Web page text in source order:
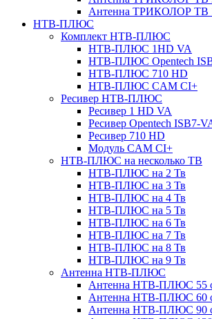
Антенна ТРИКОЛОР ТВ
НТВ-ПЛЮС
Комплект НТВ-ПЛЮС
НТВ-ПЛЮС 1HD VA
НТВ-ПЛЮС Opentech
НТВ-ПЛЮС 710 HD
НТВ-ПЛЮС CAM CI+
Ресивер НТВ-ПЛЮС
Ресивер 1 HD VA
Ресивер Opentech ISB7-
Ресивер 710 HD
Модуль CAM CI+
НТВ-ПЛЮС на несколько ТВ
НТВ-ПЛЮС на 2 Тв
НТВ-ПЛЮС на 3 Тв
НТВ-ПЛЮС на 4 Тв
НТВ-ПЛЮС на 5 Тв
НТВ-ПЛЮС на 6 Тв
НТВ-ПЛЮС на 7 Тв
НТВ-ПЛЮС на 8 Тв
НТВ-ПЛЮС на 9 Тв
Антенна НТВ-ПЛЮС
Антенна НТВ-ПЛЮС 55
Антенна НТВ-ПЛЮС 60
Антенна НТВ-ПЛЮС 90